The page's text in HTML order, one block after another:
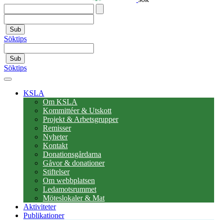
Sub
Söktips
Sub
Söktips
KSLA
Om KSLA
Kommittéer & Utskott
Projekt & Arbetsgrupper
Remisser
Nyheter
Kontakt
Donationsgårdarna
Gåvor & donationer
Stiftelser
Om webbplatsen
Ledamotsrummet
Möteslokaler & Mat
Aktiviteter
Publikationer